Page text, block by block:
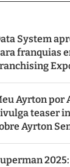
System
franquias
Ayrton por
teaser
Ayrton